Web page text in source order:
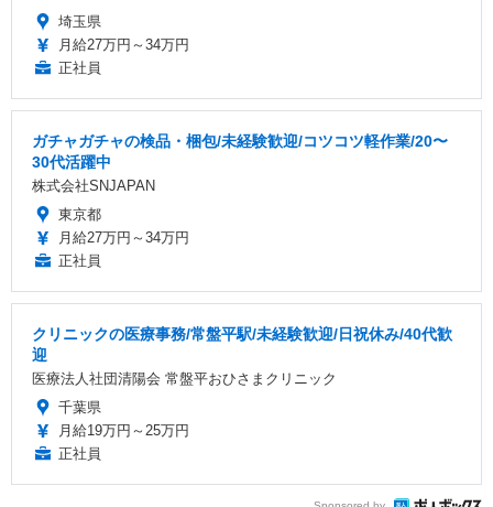
埼玉県
月給27万円～34万円
正社員
ガチャガチャの検品・梱包/未経験歓迎/コツコツ軽作業/20〜
30代活躍中
株式会社SNJAPAN
東京都
月給27万円～34万円
正社員
クリニックの医療事務/常盤平駅/未経験歓迎/日祝休み/40代歓
迎
医療法人社団清陽会 常盤平おひさまクリニック
千葉県
月給19万円～25万円
正社員